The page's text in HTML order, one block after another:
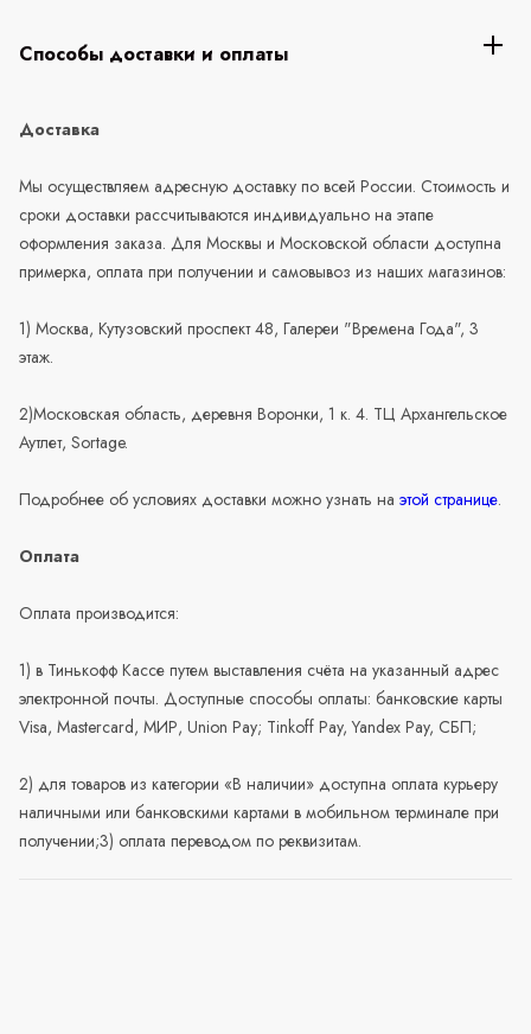
Способы доставки и оплаты
Доставка
Мы осуществляем адресную доставку по всей России. Стоимость и
сроки доставки рассчитываются индивидуально на этапе
оформления заказа. Для Москвы и Московской области доступна
примерка, оплата при получении и самовывоз из наших магазинов:
1) Москва, Кутузовский проспект 48, Галереи "Времена Года", 3
этаж.
2)Московская область, деревня Воронки, 1 к. 4. ТЦ Архангельское
Аутлет, Sortage.
Подробнее об условиях доставки можно узнать на этой странице.
Оплата
Оплата производится:
1) в Тинькофф Кассе путем выставления счёта на указанный адрес
электронной почты. Доступные способы оплаты: банковские карты
Visa, Mastercard, МИР, Union Pay; Tinkoff Pay, Yandex Pay, СБП;
2) для товаров из категории «В наличии» доступна оплата курьеру
наличными или банковскими картами в мобильном терминале при
получении;3) оплата переводом по реквизитам.